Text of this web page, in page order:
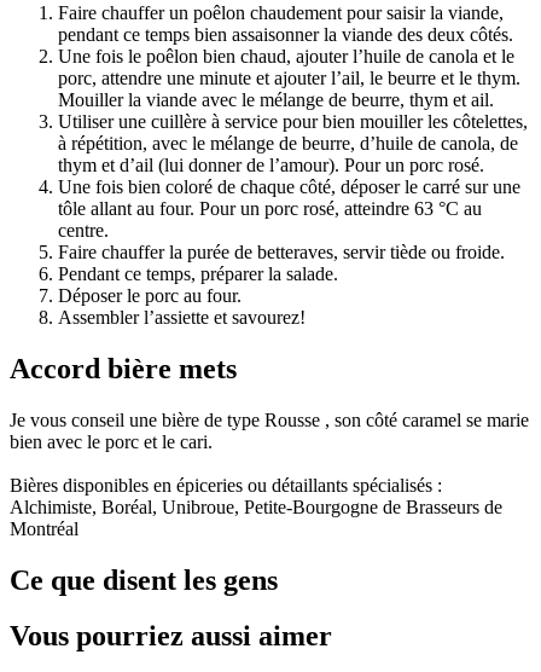
Faire chauffer un poêlon chaudement pour saisir la viande,
pendant ce temps bien assaisonner la viande des deux côtés.
Une fois le poêlon bien chaud, ajouter l’huile de canola et le
porc, attendre une minute et ajouter l’ail, le beurre et le thym.
Mouiller la viande avec le mélange de beurre, thym et ail.
Utiliser une cuillère à service pour bien mouiller les côtelettes,
à répétition, avec le mélange de beurre, d’huile de canola, de
thym et d’ail (lui donner de l’amour). Pour un porc rosé.
Une fois bien coloré de chaque côté, déposer le carré sur une
tôle allant au four. Pour un porc rosé, atteindre 63 °C au
centre.
Faire chauffer la purée de betteraves, servir tiède ou froide.
Pendant ce temps, préparer la salade.
Déposer le porc au four.
Assembler l’assiette et savourez!
Accord bière mets
Je vous conseil une bière de type Rousse , son côté caramel se marie
bien avec le porc et le cari.
Bières disponibles en épiceries ou détaillants spécialisés :
Alchimiste, Boréal, Unibroue, Petite-Bourgogne de Brasseurs de
Montréal
Ce que disent les gens
Vous pourriez aussi aimer